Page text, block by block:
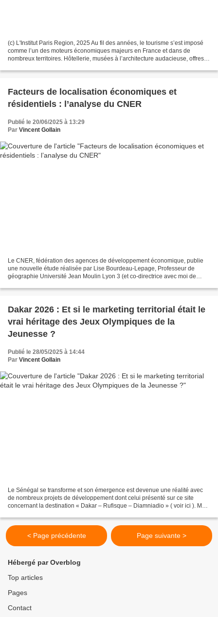
(c) L'Institut Paris Region, 2025 Au fil des années, le tourisme s’est imposé
comme l’un des moteurs économiques majeurs en France et dans de
nombreux territoires. Hôtellerie, musées à l’architecture audacieuse, offres
Facteurs de localisation économiques et
résidentiels : l’analyse du CNER
Publié le 20/06/2025 à 13:29
Par Vincent Gollain
Le CNER, fédération des agences de développement économique, publie
une nouvelle étude réalisée par Lise Bourdeau-Lepage, Professeur de
géographie Université Jean Moulin Lyon 3 (et co-directrice avec moi de
Dakar 2026 : Et si le marketing territorial était le
vrai héritage des Jeux Olympiques de la
Jeunesse ?
Publié le 28/05/2025 à 14:44
Par Vincent Gollain
Le Sénégal se transforme et son émergence est devenue une réalité avec
de nombreux projets de développement dont celui présenté sur ce site
concernant la destination « Dakar – Rufisque – Diamniadio » ( voir ici ). Mais
< Page précédente Page suivante >
Hébergé par Overblog
Top articles
Pages
Contact